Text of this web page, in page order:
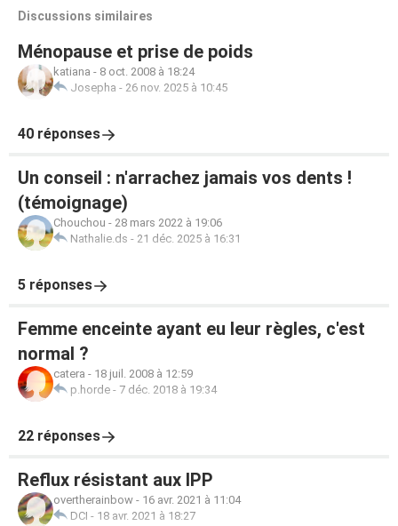
Discussions similaires
Ménopause et prise de poids
katiana - 8 oct. 2008 à 18:24
Josepha - 26 nov. 2025 à 10:45
40 réponses
Un conseil : n'arrachez jamais vos dents !
(témoignage)
Chouchou - 28 mars 2022 à 19:06
Nathalie.ds - 21 déc. 2025 à 16:31
5 réponses
Femme enceinte ayant eu leur règles, c'est
normal ?
catera - 18 juil. 2008 à 12:59
p.horde - 7 déc. 2018 à 19:34
22 réponses
Reflux résistant aux IPP
overtherainbow - 16 avr. 2021 à 11:04
DCI - 18 avr. 2021 à 18:27